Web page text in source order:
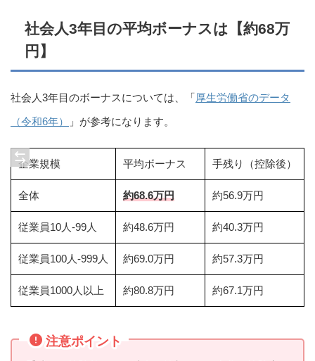
社会人3年目の平均ボーナスは【約68万
円】
社会人3年目のボーナスについては、「厚生労働省のデータ
（令和6年）
」が参考になります。
企業規模 平均ボーナス 手残り（控除後）
全体 約68.6万円 約56.9万円
従業員10人-99人 約48.6万円 約40.3万円
従業員100人-999人 約69.0万円 約57.3万円
従業員1000人以上 約80.8万円 約67.1万円
注意ポイント